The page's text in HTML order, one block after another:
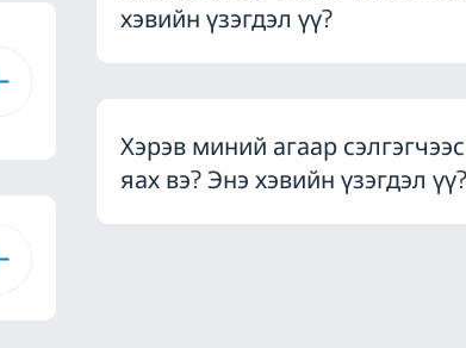
хэвийн үзэгдэл үү?
Хэрэв миний агаар
яах вэ? Энэ хэвийн үзэгдэл үү?